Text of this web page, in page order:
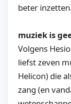
beter
muziek is
Volgens
liefst zeven
Helicon) die
zang (en